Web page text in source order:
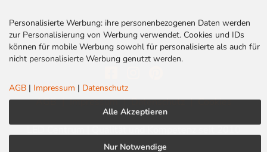
Personalisierte Werbung: ihre personenbezogenen Daten werden
zur Personalisierung von Werbung verwendet. Cookies und IDs
können für mobile Werbung sowohl für personalisierte als auch für
nicht personalisierte Werbung genutzt werden.
AGB | Impressum | Datenschutz
Alle Akzeptieren
Nur Notwendige
AGB | Impressum | Datenschutz | Cookies